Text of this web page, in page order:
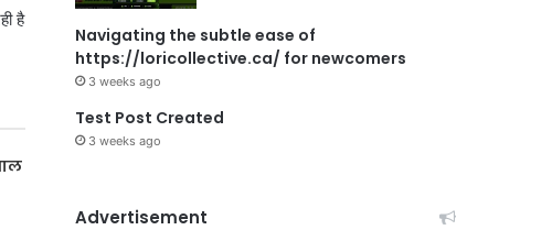
है
Navigating the subtle ease of
https://loricollective.ca/ for newcomers
3 weeks ago
Test Post Created
3 weeks ago
Advertisement